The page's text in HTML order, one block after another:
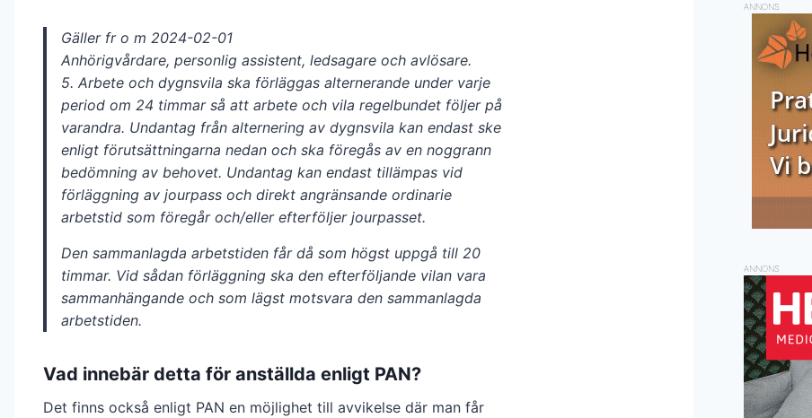
Gäller fr o m 2024-02-01
Anhörigvårdare, personlig assistent, ledsagare och avlösare.
5. Arbete och dygnsvila ska förläggas alternerande under varje
period om 24 timmar så att arbete och vila regelbundet följer på
varandra. Undantag från alternering av dygnsvila kan endast ske
enligt förutsättningarna nedan och ska föregås av en noggrann
bedömning av behovet. Undantag kan endast tillämpas vid
förläggning av jourpass och direkt angränsande ordinarie
arbetstid som föregår och/eller efterföljer jourpasset.
Den sammanlagda arbetstiden får då som högst uppgå till 20
timmar. Vid sådan förläggning ska den efterföljande vilan vara
sammanhängande och som lägst motsvara den sammanlagda
arbetstiden.
Vad innebär detta för anställda enligt PAN?
Det finns också enligt PAN en möjlighet till avvikelse där man får
ANNONS
ANNONS